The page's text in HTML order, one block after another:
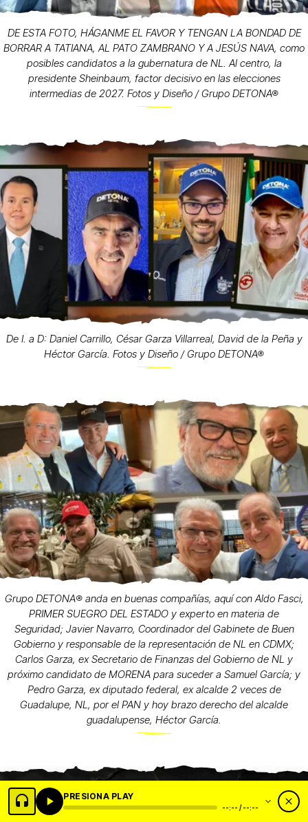
DE ESTA FOTO, HÁGANME EL FAVOR Y TENGAN LA BONDAD DE
BORRAR A TATIANA, AL PATO ZAMBRANO Y A JESÚS NAVA, como
posibles candidatos a la gubernatura de NL. Al centro, la
presidente Sheinbaum, factor decisivo en las elecciones
intermedias de 2027. Fotos y Diseño / Grupo DETONA®
De I. a D: Daniel Carrillo, César Garza Villarreal, David de la Peña y
Héctor García. Fotos y Diseño / Grupo DETONA®
Grupo DETONA®️ anda en buenas compañías, aquí con Aldo Fasci,
PRIMER SUEGRO DEL ESTADO y experto en materia de
Seguridad; Javier Navarro, Coordinador del Gabinete de Buen
Gobierno y responsable de la representación de NL en CDMX;
Carlos Garza, ex Secretario de Finanzas del Gobierno de NL y
próximo candidato de MORENA para suceder a Samuel García; y
Pedro Garza, ex diputado federal, ex alcalde 2 veces de
Guadalupe, NL, por el PAN y hoy brazo derecho del alcalde
guadalupense, Héctor García.
PRESIONA PLAY
--:-- / --:--